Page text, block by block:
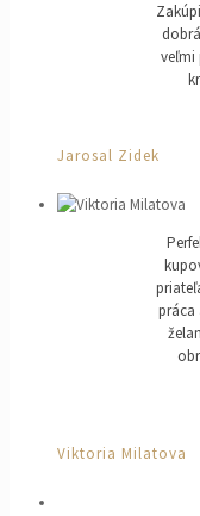
veľmi
Jarosal Zidek
práca
Viktoria Milatova